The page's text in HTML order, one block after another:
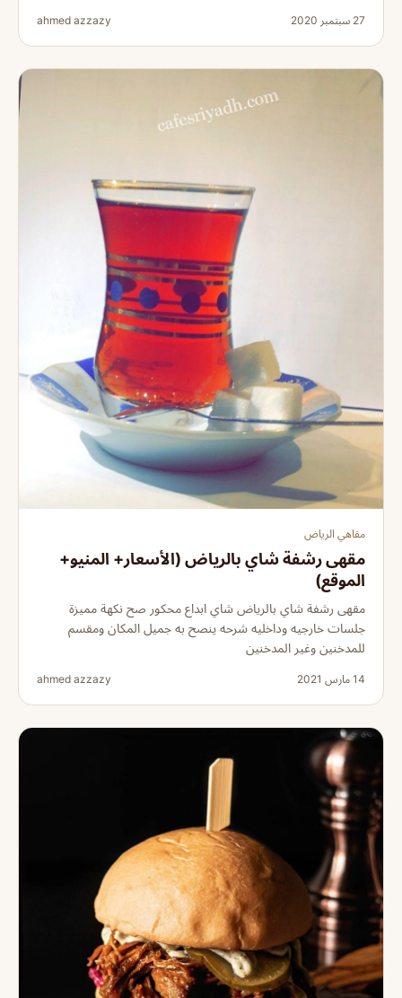
27 سبتمبر 2020 ahmed azzazy
مقاهي الرياض
مقهى رشفة شاي بالرياض (الأسعار+ المنيو+
الموقع)
مقهى رشفة شاي بالرياض شاي ابداع محكور صح نكهة مميزة
جلسات خارجيه وداخليه شرحه ينصح به جميل المكان ومقسم
للمدخنين وغير المدخنين
14 مارس 2021 ahmed azzazy